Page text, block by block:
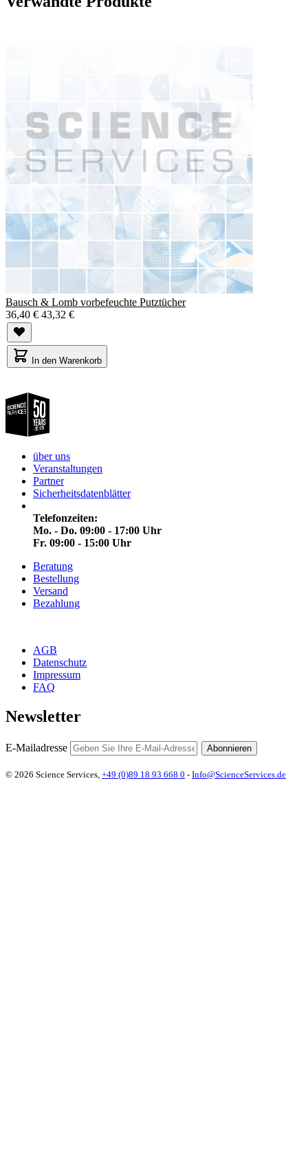
Bausch & Lomb vorbefeuchte Putztücher
36,40 € 43,32 €
In den Warenkorb
über uns
Veranstaltungen
Partner
Sicherheitsdatenblätter
Telefonzeiten:
Mo. - Do. 09:00 - 17:00 Uhr
Fr. 09:00 - 15:00 Uhr
Beratung
Bestellung
Versand
Bezahlung
AGB
Datenschutz
Impressum
FAQ
Newsletter
E-Mailadresse Abonnieren
© 2026 Science Services, +49 (0)89 18 93 668 0 - Info@ScienceServices.de